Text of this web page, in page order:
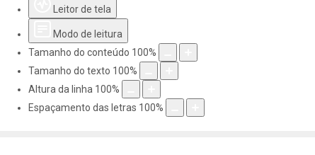
Leitor de tela
Modo de leitura
Tamanho do conteúdo 100%
Tamanho do texto 100%
Altura da linha 100%
Espaçamento das letras 100%